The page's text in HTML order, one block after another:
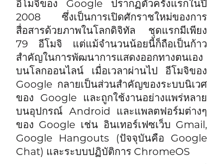
อีโมจิของ Google ปรากฏตัวครั้งแรกในปี
2008 ซึ่งเป็นการเปิดศักราชใหม่ของการ
สื่อสารด้วยภาพในโลกดิจิทัล ชุดแรกมีเพียง
79 อีโมจิ แต่แม้จำนวนน้อยนี้ก็ถือเป็นก้าว
สำคัญในการพัฒนาการแสดงออกทางตนเอง
บนโลกออนไลน์ เมื่อเวลาผ่านไป อีโมจิของ
Google กลายเป็นส่วนสำคัญของระบบนิเวศ
ของ Google และถูกใช้งานอย่างแพร่หลาย
บนอุปกรณ์ Android และแพลตฟอร์มต่างๆ
ของ Google เช่น อินเทอร์เฟซเว็บ Gmail,
Google Hangouts (ปัจจุบันคือ Google
Chat) และระบบปฏิบัติการ ChromeOS